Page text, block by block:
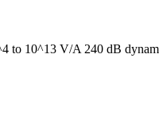
to 10^13 V/A 240 dB